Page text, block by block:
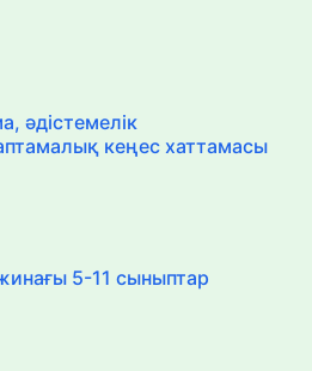
әдістемелік
кеңес хаттамасы
5-11 сыныптар